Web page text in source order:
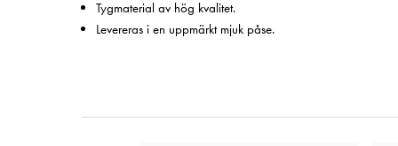
Tygmaterial av hög kvalitet.
Levereras i en uppmärkt mjuk påse.